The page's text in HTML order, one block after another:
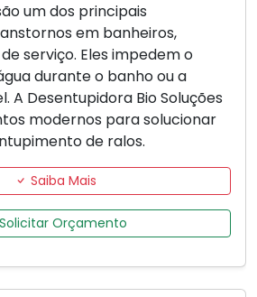
um dos principais
em banheiros,
serviço. Eles impedem o
durante o banho ou a
A Desentupidora Bio Soluções
modernos para solucionar
de ralos.
Saiba Mais
Solicitar Orçamento